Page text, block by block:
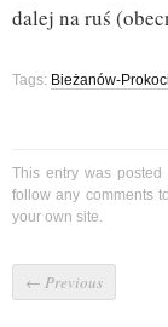
dalej na ruś
Tags: Bieżanów-
This entry was
follow any comments
your own site.
← Previous